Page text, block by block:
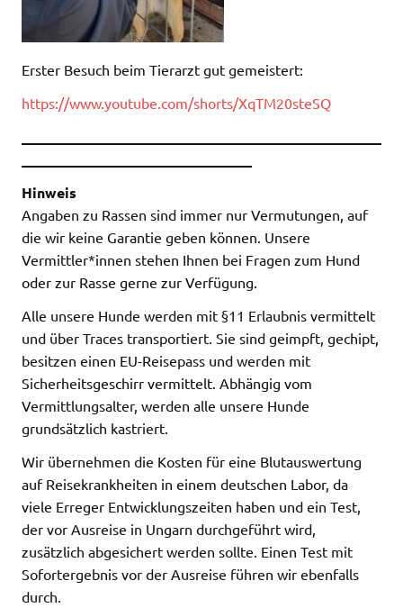
Erster Besuch beim Tierarzt gut gemeistert:
https://www.youtube.com/shorts/XqTM20steSQ
Hinweis
Angaben zu Rassen sind immer nur Vermutungen, auf
die wir keine Garantie geben können. Unsere
Vermittler*innen stehen Ihnen bei Fragen zum Hund
oder zur Rasse gerne zur Verfügung.
Alle unsere Hunde werden mit §11 Erlaubnis vermittelt
und über Traces transportiert. Sie sind geimpft, gechipt,
besitzen einen EU-Reisepass und werden mit
Sicherheitsgeschirr vermittelt. Abhängig vom
Vermittlungsalter, werden alle unsere Hunde
grundsätzlich kastriert.
Wir übernehmen die Kosten für eine Blutauswertung
auf Reisekrankheiten in einem deutschen Labor, da
viele Erreger Entwicklungszeiten haben und ein Test,
der vor Ausreise in Ungarn durchgeführt wird,
zusätzlich abgesichert werden sollte. Einen Test mit
Sofortergebnis vor der Ausreise führen wir ebenfalls
durch.